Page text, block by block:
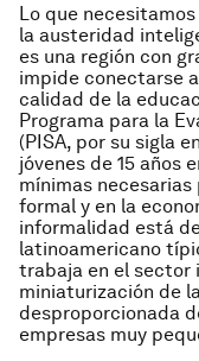
Lo que
la austeridad
es una región con
impide conectarse
calidad de la
Programa para la
(PISA, por su sigla
jóvenes de 15 años
mínimas
formal y en la
informalidad está
latinoamericano
trabaja en el sector
miniaturización de
desproporcionada
empresas muy